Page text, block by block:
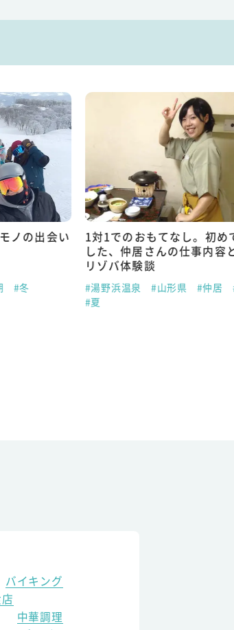
ノの出会い
#冬
1対1でのおもてなし。初め
した、仲居さんの仕事内
リゾバ体験談
#湯野浜温泉 #山形県 #仲居
#夏
バイキング
中華調理